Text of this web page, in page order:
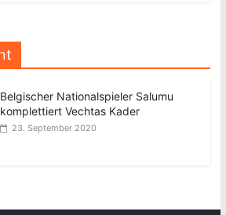
Belgischer Nationalspieler Salumu
komplettiert Vechtas Kader
23. September 2020